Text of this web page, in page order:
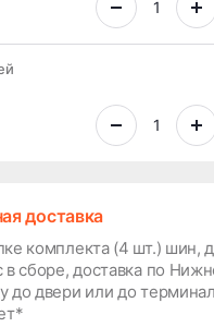
доставка
комплекта (4 шт.) шин,
в сборе, доставка по
до двери или до